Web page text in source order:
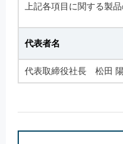
上記各項目に関する製
代表者名
代表取締役社長 松田